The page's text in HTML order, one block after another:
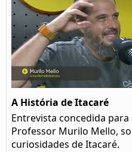
A História de Itacaré
Entrevista concedida
Professor Murilo Mello,
curiosidades de Itacaré.